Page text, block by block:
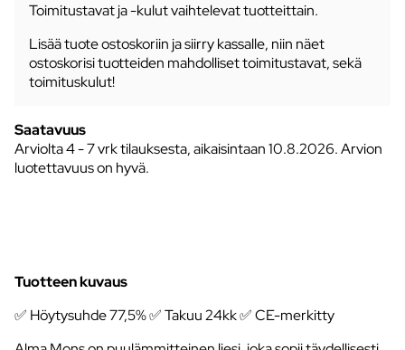
Toimitustavat ja -kulut vaihtelevat tuotteittain.
Lisää tuote ostoskoriin ja siirry kassalle, niin näet
ostoskorisi tuotteiden mahdolliset toimitustavat, sekä
toimituskulut!
Saatavuus
Arviolta4 - 7 vrk tilauksesta, aikaisintaan 10.8.2026.Arvion
luotettavuus on hyvä.
Tuotteen kuvaus
✅ Höytysuhde 77,5% ✅ Takuu 24kk ✅ CE-merkitty